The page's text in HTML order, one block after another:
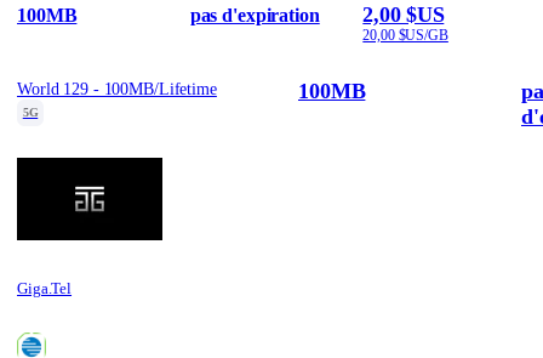
100MB pas d'expiration 2,00 $US
20,00 $US/GB
World 129 - 100MB/Lifetime
5G
Giga.Tel
100MB